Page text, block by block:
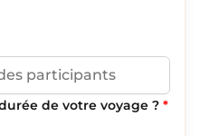
de votre voyage ? *